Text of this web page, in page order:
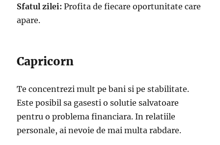
Sfatul zilei: Profita de fiecare oportunitate care
apare.
Capricorn
Te concentrezi mult pe bani si pe stabilitate.
Este posibil sa gasesti o solutie salvatoare
pentru o problema financiara. In relatiile
personale, ai nevoie de mai multa rabdare.